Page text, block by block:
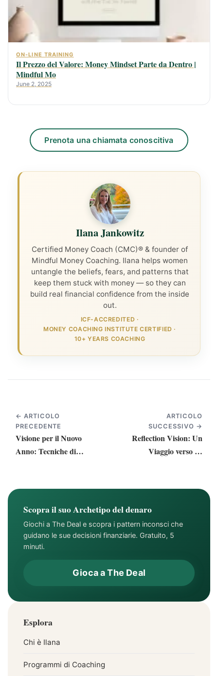
ON-LINE TRAINING
Il Prezzo del Valore: Money Mindset Parte da Dentro |
Mindful Mo
June 2, 2025
Prenota una chiamata conoscitiva
Ilana Jankowitz
Certified Money Coach (CMC)® & founder of
Mindful Money Coaching. Ilana helps women
untangle the beliefs, fears, and patterns that
keep them stuck with money — so they can
build real financial confidence from the inside
out.
ICF-ACCREDITED ·
MONEY COACHING INSTITUTE CERTIFIED ·
10+ YEARS COACHING
← ARTICOLO
PRECEDENTE
Visione per il Nuovo
Anno: Tecniche di
ARTICOLO
SUCCESSIVO →
Reflection Vision: Un
Viaggio verso gli
Scopra il suo Archetipo del denaro
Giochi a The Deal e scopra i pattern inconsci che
guidano le sue decisioni finanziarie. Gratuito, 5
minuti.
Gioca a The Deal
Esplora
Chi è Ilana
Programmi di Coaching